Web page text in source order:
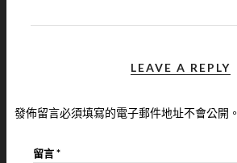
LEAVE A REPLY
發佈留言必須填寫的電子郵件地址不會公開。
留言*